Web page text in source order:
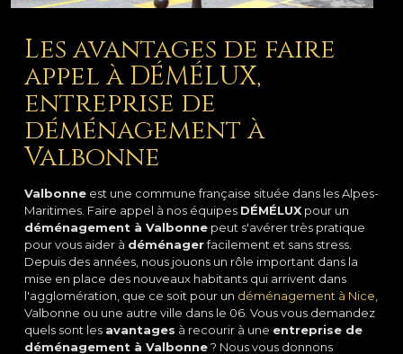
Les avantages de faire
appel à DÉMÉLUX,
entreprise de
déménagement à
Valbonne
Valbonneest une commune française située dans les Alpes-
Maritimes. Faire appel à nos équipes DÉMÉLUXpour un
déménagement à Valbonnepeut s'avérer très pratique
pour vous aider à déménagerfacilement et sans stress.
Depuis des années, nous jouons un rôle important dans la
mise en place des nouveaux habitants qui arrivent dans
l'agglomération, que ce soit pour un déménagement à Nice
Valbonne ou une autre ville dans le 06. Vous vous demandez
quels sont les avantages à recourir à une entreprise de
déménagement à Valbonne? Nous vous donnons